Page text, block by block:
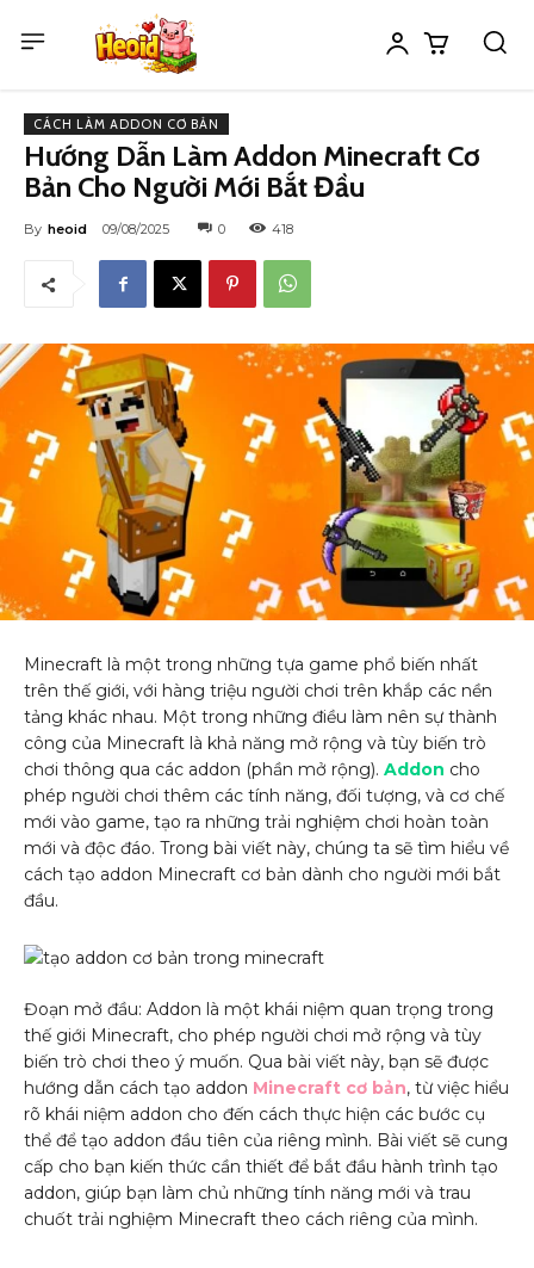
CÁCH LÀM ADDON CƠ BẢN
Hướng Dẫn Làm Addon Minecraft Cơ
Bản Cho Người Mới Bắt Đầu
By heoid 09/08/2025 0 418
Minecraft là một trong những tựa game phổ biến nhất
trên thế giới, với hàng triệu người chơi trên khắp các nền
tảng khác nhau. Một trong những điều làm nên sự thành
công của Minecraft là khả năng mở rộng và tùy biến trò
chơi thông qua các addon (phần mở rộng). Addon cho
phép người chơi thêm các tính năng, đối tượng, và cơ chế
mới vào game, tạo ra những trải nghiệm chơi hoàn toàn
mới và độc đáo. Trong bài viết này, chúng ta sẽ tìm hiểu về
cách tạo addon Minecraft cơ bản dành cho người mới bắt
đầu.
Đoạn mở đầu: Addon là một khái niệm quan trọng trong
thế giới Minecraft, cho phép người chơi mở rộng và tùy
biến trò chơi theo ý muốn. Qua bài viết này, bạn sẽ được
hướng dẫn cách tạo addon Minecraft cơ bản, từ việc hiểu
rõ khái niệm addon cho đến cách thực hiện các bước cụ
thể để tạo addon đầu tiên của riêng mình. Bài viết sẽ cung
cấp cho bạn kiến thức cần thiết để bắt đầu hành trình tạo
addon, giúp bạn làm chủ những tính năng mới và trau
chuốt trải nghiệm Minecraft theo cách riêng của mình.